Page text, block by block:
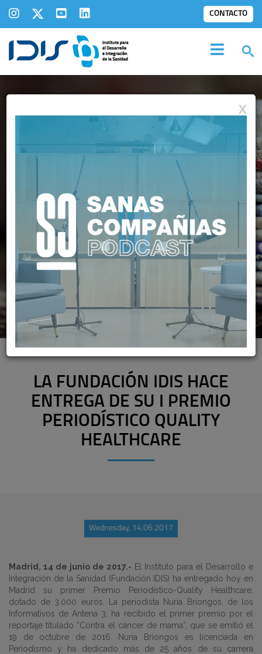
CONTACTO
NOTAS DE PRENSA
LA FUNDACIÓN IDIS HACE
ENTREGA DE SU I PREMIO
PERIODÍSTICO QUALITY
HEALTHCARE
Wednesday, 14.06.2017
Madrid, 14 de junio de 2017.- El Instituto para el Desarrollo e
Integración de la Sanidad (Fundación IDIS) ha entregado hoy en
Madrid su primer Premio Periodístico-Quality Healthcare,
dotado de 3.000 euros. La periodista Nuria Briongos, de los
Informativos de Antena 3, ha recibido el primer premio por el
reportaje titulado “Contra el cáncer de mama”, que se emitió el
19 de octubre de 2016. Nuria Briongos es licenciada en
Periodismo y ha dedicado más de 25 años de su carrera
X